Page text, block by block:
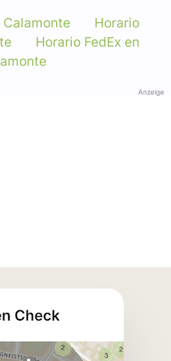
Calamonte
Horario
Horario FedEx en
Anzeige